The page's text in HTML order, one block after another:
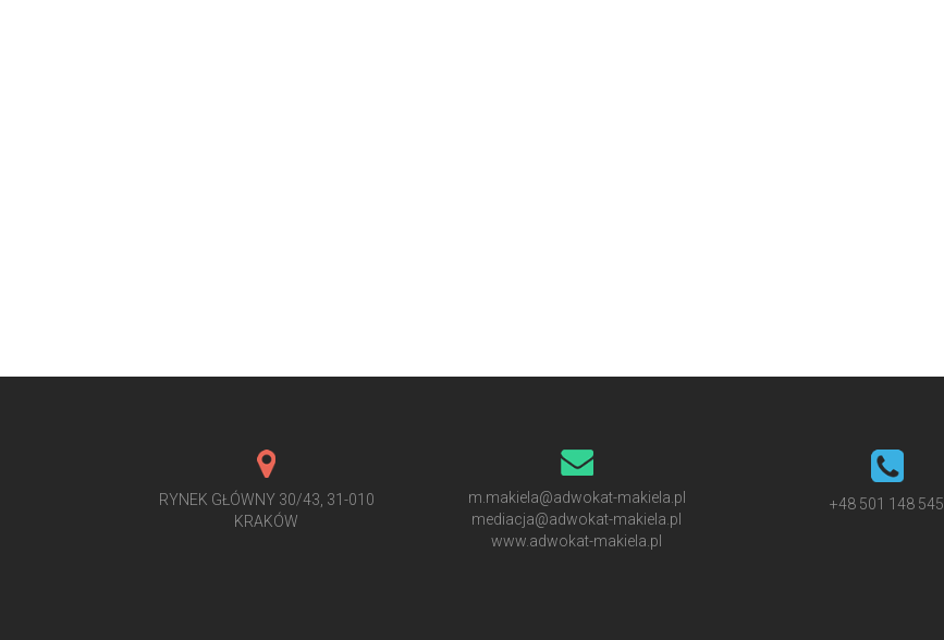
RYNEK GŁÓWNY 30/43, 31-010
KRAKÓW
m.makiela@adwokat-makiela.pl
mediacja@adwokat-makiela.pl
www.adwokat-makiela.pl
+48 501 148 545